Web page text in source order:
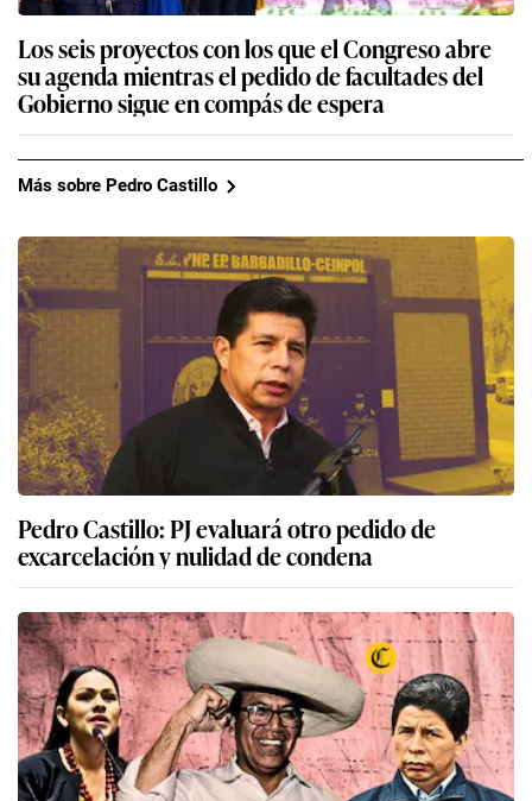
Los seis proyectos con los que el Congreso abre
su agenda mientras el pedido de facultades del
Gobierno sigue en compás de espera
Más sobre Pedro Castillo
Pedro Castillo: PJ evaluará otro pedido de
excarcelación y nulidad de condena